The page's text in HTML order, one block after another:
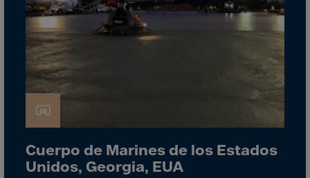
Great Britain
Greece
Greenland
Grenada
Guadeloupe
Guam
Guatemala
Guernsey
Cuerpo de Marines de los Estados
Unidos, Georgia, EUA